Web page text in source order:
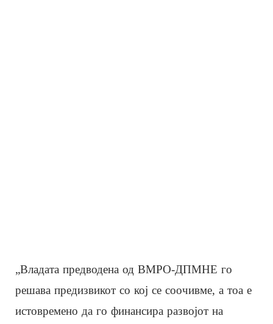
„Владата предводена од ВМРО-ДПМНЕ го
решава предизвикот со кој се соочивме, а тоа е
истовремено да го финансира развојот на